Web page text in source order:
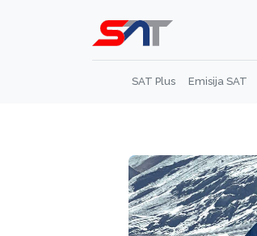
SAT Plus Emisija SAT